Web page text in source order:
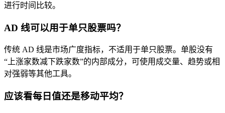
进行时间比较。
AD 线可以用于单只股票吗？
传统 AD 线是市场广度指标，不适用于单只股票。单股没有
“上涨家数减下跌家数”的内部成分，可使用成交量、趋势或相
对强弱等其他工具。
应该看每日值还是移动平均？